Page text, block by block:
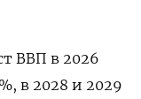
ВВП в 2026
в 2028 и 2029